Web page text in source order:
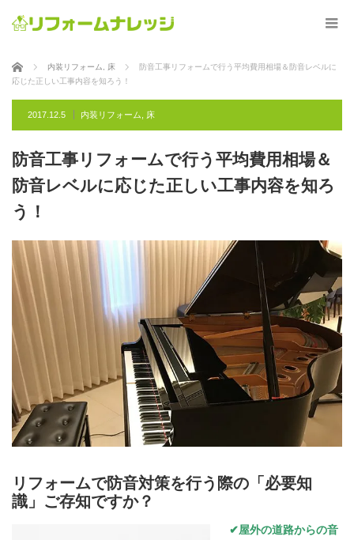
ホーム 内装リフォーム 床
防音工事リフォームで行う平均費用相場＆防音レベルに
応じた正しい工事内容を知ろう！
2017.12.5 内装リフォーム 床
防音工事リフォームで行う平均費用相場＆
防音レベルに応じた正しい工事内容を知ろ
う！
リフォームで防音対策を行う際の「必要知
識」ご存知ですか？
✔屋外の道路からの音